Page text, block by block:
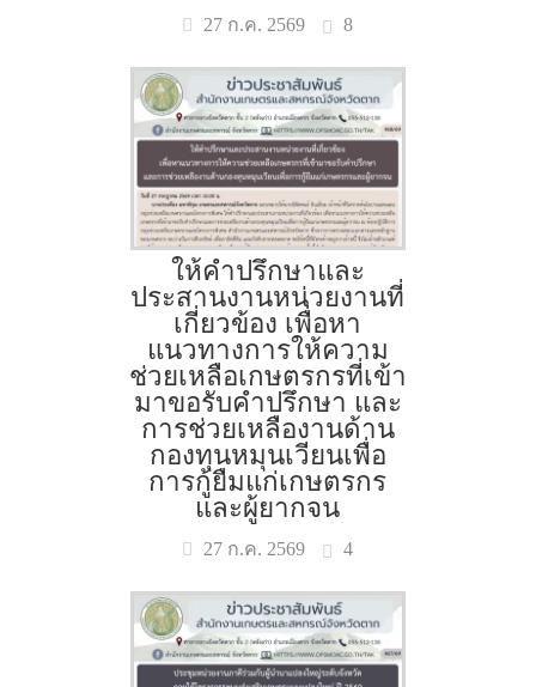
27 ก.ค. 2569 8
ให้คำปรึกษาและ
ประสานงานหน่วยงานที่
เกี่ยวข้อง เพื่อหา
แนวทางการให้ความ
ช่วยเหลือเกษตรกรที่เข้า
มาขอรับคำปรึกษา และ
การช่วยเหลืองานด้าน
กองทุนหมุนเวียนเพื่อ
การกู้ยืมแก่เกษตรกร
และผู้ยากจน
27 ก.ค. 2569 4